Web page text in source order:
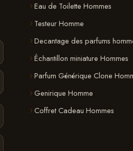
Eau de Toilette Hommes
Testeur Homme
Decantage des parfums
Échantillon miniature Hommes
Parfum Générique Clone
Genirique Homme
Coffret Cadeau Hommes